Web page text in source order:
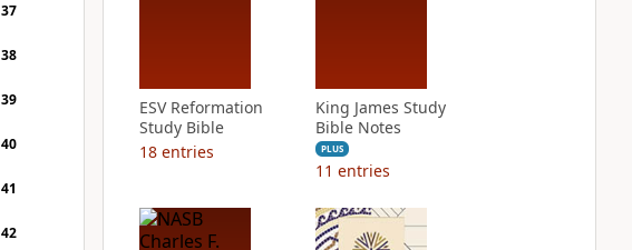
37
38
39
40
41
42
ESV Reformation
Study Bible
18 entries
King James Study
Bible Notes
PLUS
11 entries